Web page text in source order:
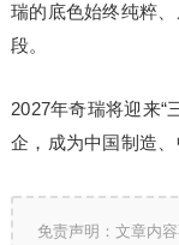
瑞的底色始终纯粹
段。
2027年奇瑞将迎来“
企，成为中国制造
免责声明：文章内